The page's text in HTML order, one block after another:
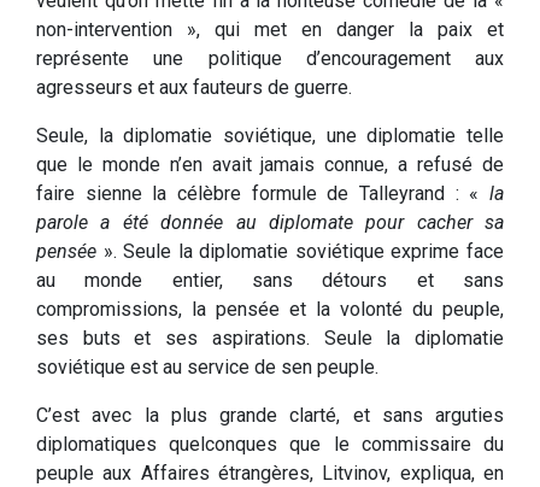
non-intervention », qui met en danger la paix et
représente une politique d’encouragement aux
agresseurs et aux fauteurs de guerre.
Seule, la diplomatie soviétique, une diplomatie telle
que le monde n’en avait jamais connue, a refusé de
faire sienne la célèbre formule de Talleyrand : « la
parole a été donnée au diplomate pour cacher sa
pensée ». Seule la diplomatie soviétique exprime face
au monde entier, sans détours et sans
compromissions, la pensée et la volonté du peuple,
ses buts et ses aspirations. Seule la diplomatie
soviétique est au service de sen peuple.
C’est avec la plus grande clarté, et sans arguties
diplomatiques quelconques que le commissaire du
peuple aux Affaires étrangères, Litvinov, expliqua, en